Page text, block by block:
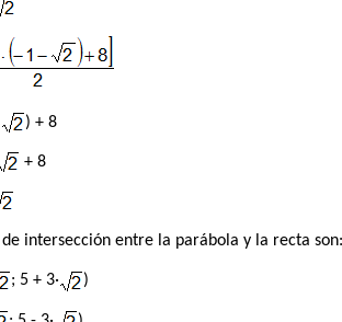
) + 8
+ 8
de intersección entre la parábola y la recta son:
; 5 + 3· )